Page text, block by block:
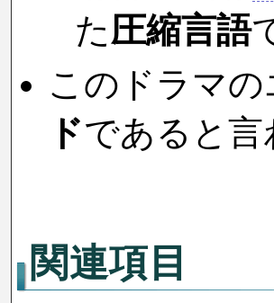
た圧縮言語
このドラマ
ドであると
関連項目